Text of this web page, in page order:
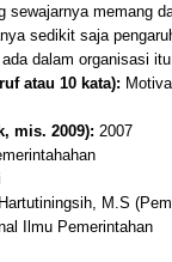
sewajarnya memang
sedikit saja
dalam organisasi
atau 10 kata):
mis. 2009): 2007
M.S
Ilmu Pemerintahan